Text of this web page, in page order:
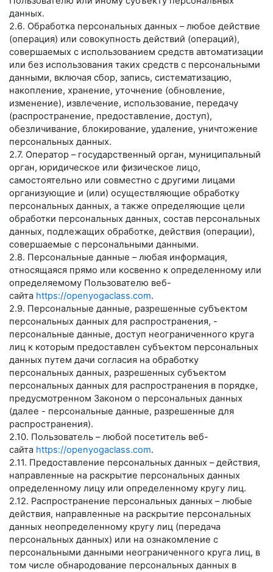
данных.
2.6. Обработка персональных данных – любое действие
(операция) или совокупность действий (операций),
совершаемых с использованием средств автоматизации
или без использования таких средств с персональными
данными, включая сбор, запись, систематизацию,
накопление, хранение, уточнение (обновление,
изменение), извлечение, использование, передачу
(распространение, предоставление, доступ),
обезличивание, блокирование, удаление, уничтожение
персональных данных.
2.7. Оператор – государственный орган, муниципальный
орган, юридическое или физическое лицо,
самостоятельно или совместно с другими лицами
организующие и (или) осуществляющие обработку
персональных данных, а также определяющие цели
обработки персональных данных, состав персональных
данных, подлежащих обработке, действия (операции),
совершаемые с персональными данными.
2.8. Персональные данные – любая информация,
относящаяся прямо или косвенно к определенному или
определяемому Пользователю веб-
сайта https://openyogaclass.com.
2.9. Персональные данные, разрешенные субъектом
персональных данных для распространения, -
персональные данные, доступ неограниченного круга
лиц к которым предоставлен субъектом персональных
данных путем дачи согласия на обработку
персональных данных, разрешенных субъектом
персональных данных для распространения в порядке,
предусмотренном Законом о персональных данных
(далее - персональные данные, разрешенные для
распространения).
2.10. Пользователь – любой посетитель веб-
сайта https://openyogaclass.com.
2.11. Предоставление персональных данных – действия,
направленные на раскрытие персональных данных
определенному лицу или определенному кругу лиц.
2.12. Распространение персональных данных – любые
действия, направленные на раскрытие персональных
данных неопределенному кругу лиц (передача
персональных данных) или на ознакомление с
персональными данными неограниченного круга лиц, в
том числе обнародование персональных данных в